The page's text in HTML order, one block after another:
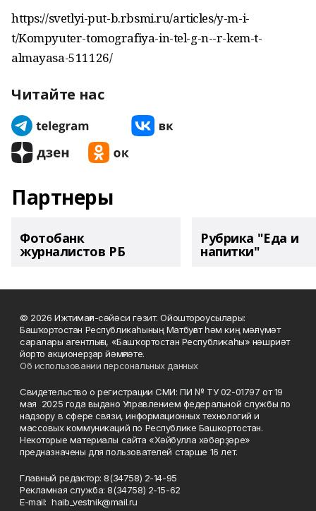
https://svetlyi-put-b.rbsmi.ru/articles/y-m-i-
t/Kompyuter-tomografiya-in-tel-g-n--r-kem-t-
almayasa-511126/
Читайте нас
Партнеры
Фотобанк
журналистов РБ
Рубрика "Еда и
напитки"
© 2026 Ижтимағи-сәйәси гәзит. Ойоштороусылары:
Башҡортостан Республикаһының Матбуғат һәм киң мәғлүмәт
саралары агентлығы, «Башҡортостан Республикаһы» нәшриәт
йорто акционерҙар йәмғиәте.
Об использовании персональных данных
Свидетельство о регистрации СМИ: ПИ № ТУ 02-01797 от 19
мая 2025 года выдано Управлением федеральной службы по
надзору в сфере связи, информационных технологий и
массовых коммуникаций по Республике Башкортостан.
Некоторые материалы сайта «Хәйбулла хәбәрҙәре»
предназначены для пользователей старше 16 лет.
Главный редактор: 8(34758) 2-14-95
Рекламная служба: 8(34758) 2-15-62
Е-mаil: haib_vestnik@mail.ru